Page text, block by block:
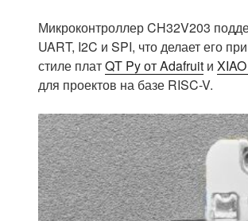
Микроконтроллер CH32V203
UART, I2C и SPI, что делает его
стиле платQT Py от Adafruit и
для проектов на базе RISC-V.